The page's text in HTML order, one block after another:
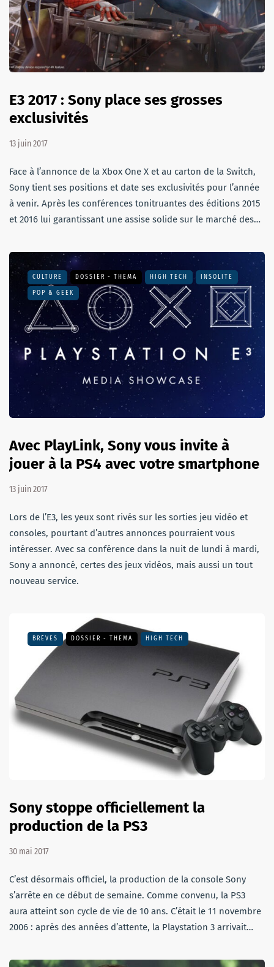
E3 2017 : Sony place ses grosses
exclusivités
13 juin 2017
Face à l’annonce de la Xbox One X et au carton de la Switch,
Sony tient ses positions et date ses exclusivités pour l’année
à venir. Après les conférences tonitruantes des éditions 2015
et 2016 lui garantissant une assise solide sur le marché des…
CULTURE DOSSIER - THEMA HIGH TECH INSOLITE
POP & GEEK
Avec PlayLink, Sony vous invite à
jouer à la PS4 avec votre smartphone
13 juin 2017
Lors de l’E3, les yeux sont rivés sur les sorties jeu vidéo et
consoles, pourtant d’autres annonces pourraient vous
intéresser. Avec sa conférence dans la nuit de lundi à mardi,
Sony a annoncé, certes des jeux vidéos, mais aussi un tout
nouveau service.
BRÈVES DOSSIER - THEMA HIGH TECH
Sony stoppe officiellement la
production de la PS3
30 mai 2017
C’est désormais officiel, la production de la console Sony
s’arrête en ce début de semaine. Comme convenu, la PS3
aura atteint son cycle de vie de 10 ans. C’était le 11 novembre
2006 : après des années d’attente, la Playstation 3 arrivait…